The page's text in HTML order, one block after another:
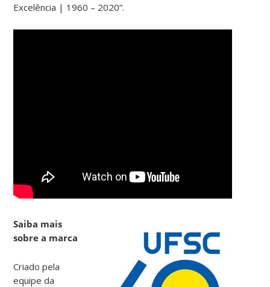
Excelência | 1960 – 2020”.
Saiba mais
sobre a marca
Criado pela
equipe da